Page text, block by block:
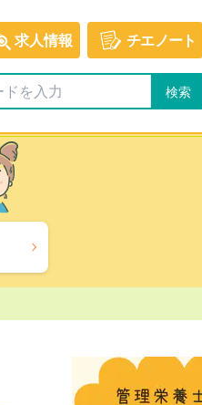
求人情報 チエノート